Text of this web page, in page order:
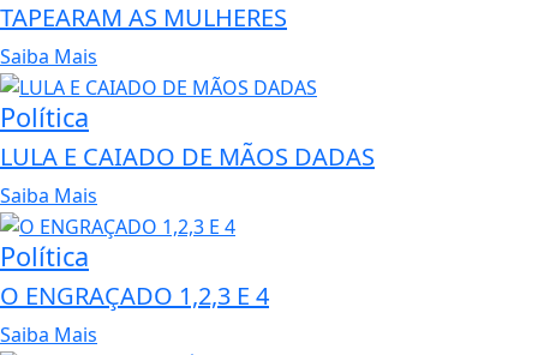
TAPEARAM AS MULHERES
Saiba Mais
Política
LULA E CAIADO DE MÃOS DADAS
Saiba Mais
Política
O ENGRAÇADO 1,2,3 E 4
Saiba Mais